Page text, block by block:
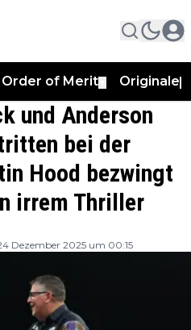
Order of Merit Originale
und Anderson
bei der
Hood bezwingt
irrem Thriller
Dezember 2025 um 00:15